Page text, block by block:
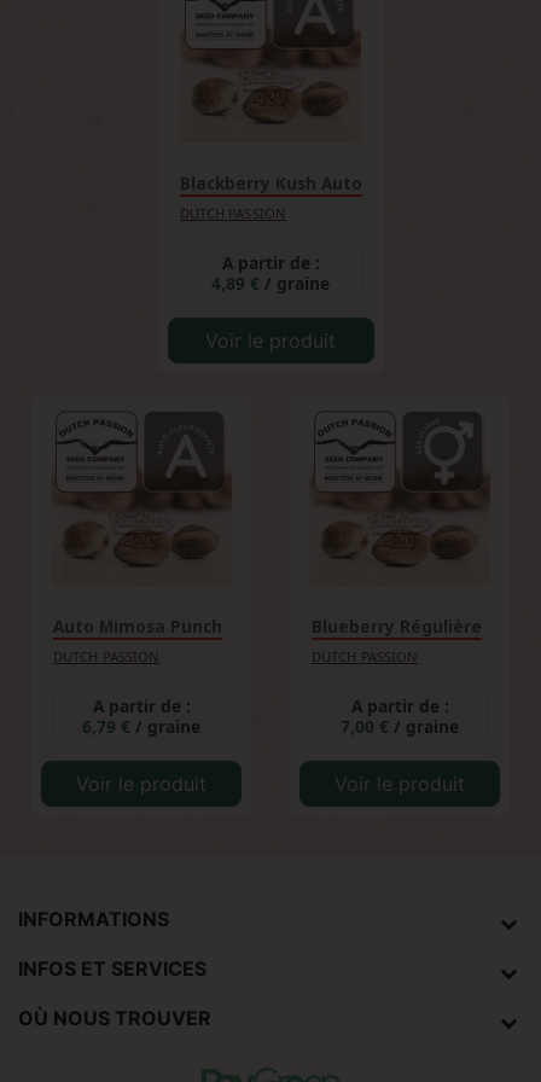
Blackberry Kush Auto
DUTCH PASSION
A partir de :
4,89 € / graine
Voir le produit
Auto Mimosa Punch
DUTCH PASSION
A partir de :
6,79 € / graine
Voir le produit
Blueberry Régulière
DUTCH PASSION
A partir de :
7,00 € / graine
Voir le produit
INFORMATIONS
INFOS ET SERVICES
OÙ NOUS TROUVER